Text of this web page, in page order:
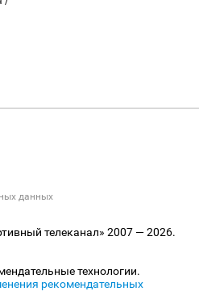
данных
телеканал» 2007 — 2026.
технологии.
рекомендательных